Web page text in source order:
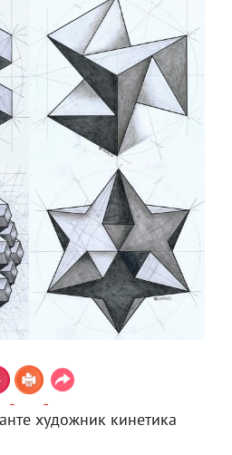
художник кинетика